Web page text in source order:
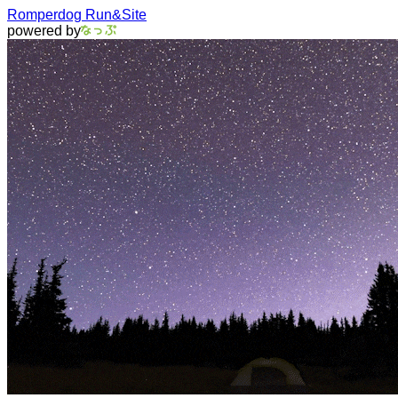
Romperdog Run&Site
powered by